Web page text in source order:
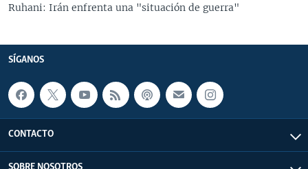
Ruhani: Irán enfrenta una "situación de guerra"
SÍGANOS
CONTACTO